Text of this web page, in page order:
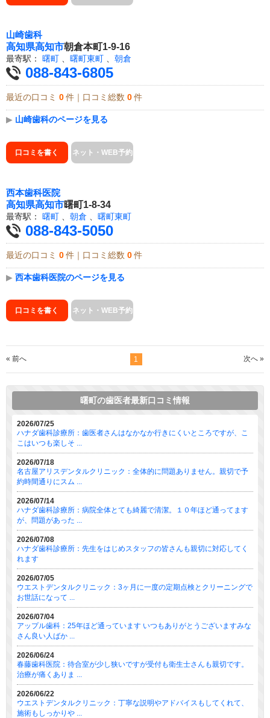
山崎歯科
高知県高知市朝倉本町1-9-16
最寄駅： 曙町 曙町東町 朝倉
088-843-6805
最近の口コミ 0 件｜口コミ総数 0 件
▶ 山崎歯科のページを見る
口コミを書く ネット・WEB予約
西本歯科医院
高知県高知市曙町1-8-34
最寄駅： 曙町 朝倉 曙町東町
088-843-5050
最近の口コミ 0 件｜口コミ総数 0 件
▶ 西本歯科医院のページを見る
口コミを書く ネット・WEB予約
« 前へ 1 次へ »
曙町の歯医者最新口コミ情報
2026/07/25
ハナダ歯科診療所：歯医者さんはなかなか行きにくいところですが、こ
こはいつも楽しそ ...
2026/07/18
名古屋アリスデンタルクリニック：全体的に問題ありません。親切で予
約時間通りにスム ...
2026/07/14
ハナダ歯科診療所：病院全体とても綺麗で清潔。１０年ほど通ってます
が、問題があった ...
2026/07/08
ハナダ歯科診療所：先生をはじめスタッフの皆さんも親切に対応してく
れます
2026/07/05
ウエストデンタルクリニック：3ヶ月に一度の定期点検とクリーニングで
お世話になって ...
2026/07/04
アップル歯科：25年ほど通っています いつもありがとうございますみな
さん良い人ばか ...
2026/06/24
春藤歯科医院：待合室が少し狭いですが受付も衛生士さんも親切です。
治療が痛くありま ...
2026/06/22
ウエストデンタルクリニック：丁寧な説明やアドバイスもしてくれて、
施術もしっかりや ...